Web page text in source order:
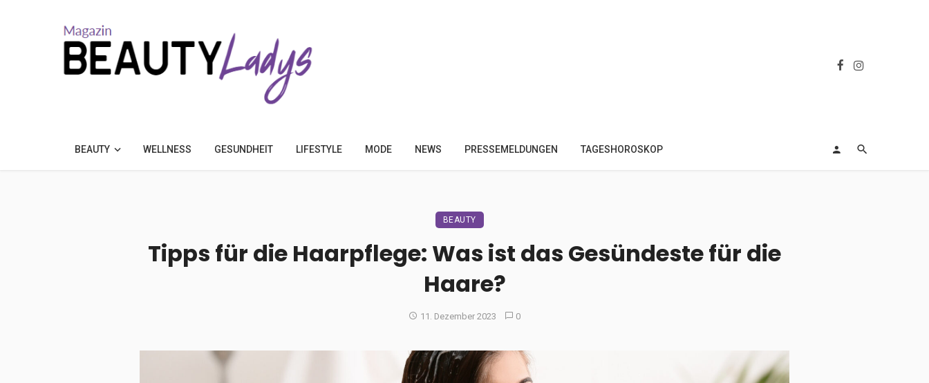
BEAUTY WELLNESS GESUNDHEIT LIFESTYLE MODE NEWS PRESSEMELDUNGEN TAGESHOROSKOP
BEAUTY
Tipps für die Haarpflege: Was ist das Gesündeste für die
Haare?
11. Dezember 2023 0